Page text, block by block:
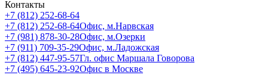
Контакты
+7 (812) 252-68-64
+7 (812) 252-68-64Офис, м.Нарвская
+7 (981) 878-30-28Офис, м.Озерки
+7 (911) 709-35-29Офис, м.Ладожская
+7 (812) 447-95-57Гл. офис Маршала Говорова
+7 (495) 645-23-92Офис в Москве